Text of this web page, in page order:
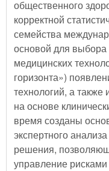
общественного
корректной
семейства
основой для
медицинских
горизонта»)
технологий, а
на основе
время созданы
экспертного
решения,
управление